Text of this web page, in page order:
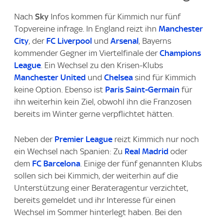
Nach Sky Infos kommen für Kimmich nur fünf
Topvereine infrage. In England reizt ihn Manchester
City, der FC Liverpool und Arsenal, Bayerns
kommender Gegner im Viertelfinale der Champions
League . Ein Wechsel zu den Krisen-Klubs
Manchester United und Chelsea sind für Kimmich
keine Option. Ebenso ist Paris Saint-Germain für
ihn weiterhin kein Ziel, obwohl ihn die Franzosen
bereits im Winter gerne verpflichtet hätten.
Neben der Premier League reizt Kimmich nur noch
ein Wechsel nach Spanien: Zu Real Madrid oder
dem FC Barcelona . Einige der fünf genannten Klubs
sollen sich bei Kimmich, der weiterhin auf die
Unterstützung einer Berateragentur verzichtet,
bereits gemeldet und ihr Interesse für einen
Wechsel im Sommer hinterlegt haben. Bei den